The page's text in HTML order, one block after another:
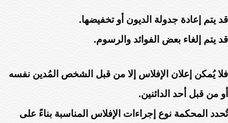
قد يتم إعادة جدولة الديون أو تخفيضها.
قد يتم إلغاء بعض الفوائد والرسوم.
فلا يُمكن إعلان الإفلاس إلا من قبل الشخص المُدين نفسه
أو من قبل أحد الدائنين.
تُحدد المحكمة نوع إجراءات الإفلاس المناسبة بناءً على